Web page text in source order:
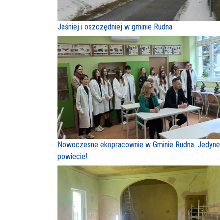
Jaśniej i oszczędniej w gminie Rudna
Nowoczesne ekopracownie w Gminie Rudna.
powiecie!